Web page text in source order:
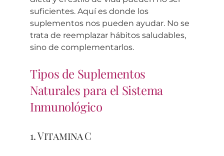
suficientes. Aquí es donde los
suplementos nos pueden ayudar. No se
trata de reemplazar hábitos saludables,
sino de complementarlos.
Tipos de Suplementos
Naturales para el Sistema
Inmunológico
1. Vitamina C